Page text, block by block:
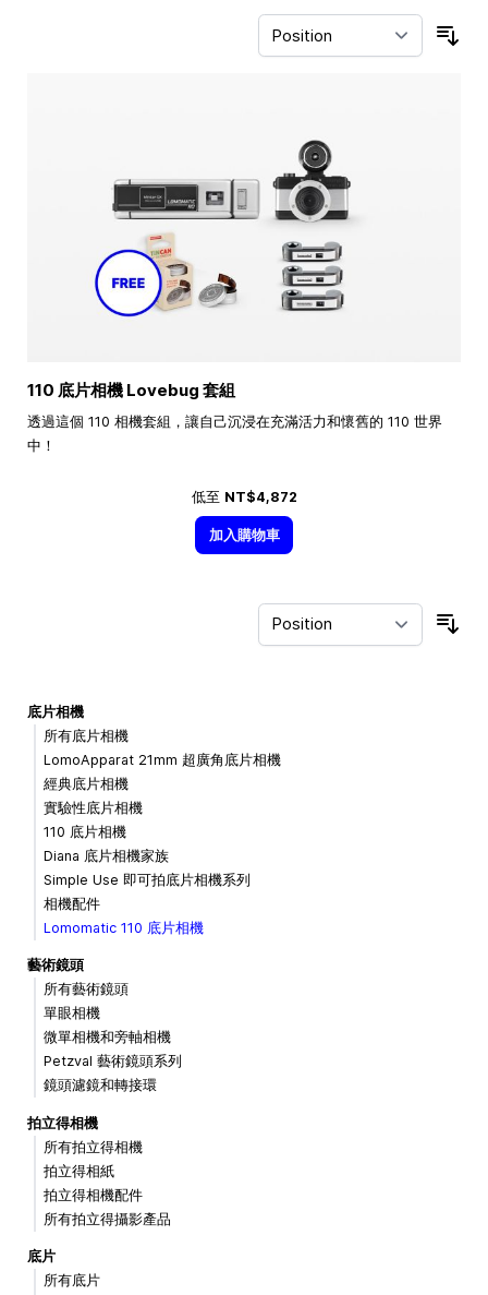
110 底片相機 Lovebug 套組
透過這個 110 相機套組，讓自己沉浸在充滿活力和懷舊的 110 世界
中！
低至 NT$4,872
加入購物車
底片相機
所有底片相機
LomoApparat 21mm 超廣角底片相機
經典底片相機
實驗性底片相機
110 底片相機
Diana 底片相機家族
Simple Use 即可拍底片相機系列
相機配件
Lomomatic 110 底片相機
藝術鏡頭
所有藝術鏡頭
單眼相機
微單相機和旁軸相機
Petzval 藝術鏡頭系列
鏡頭濾鏡和轉接環
拍立得相機
所有拍立得相機
拍立得相紙
拍立得相機配件
所有拍立得攝影產品
底片
所有底片